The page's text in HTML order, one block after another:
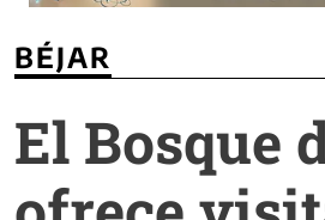
BÉJAR
El Bosque